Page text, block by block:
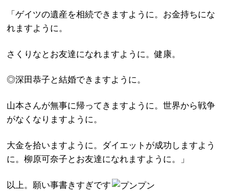
「ゲイツの遺産を相続できますように。お金持ちにな
れますように。
さくりなとお友達になれますように。健康。
◎深田恭子と結婚できますように。
山本さんが無事に帰ってきますように。世界から戦争
がなくなりますように。
大金を拾いますように。ダイエットが成功しますよう
に。柳原可奈子とお友達になれますように。」
以上。願い事書きすぎです